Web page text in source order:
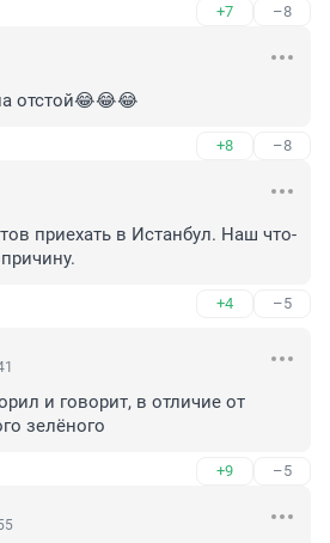
+7 –8
отстой😂😂😂
+8 –8
приехать в Истанбул. Наш что-
+4 –5
и говорит, в отличие от
зелёного
+9 –5